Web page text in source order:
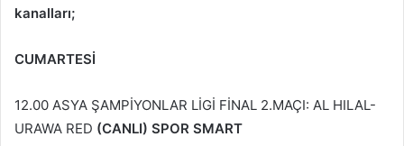
kanalları;
CUMARTESİ
12.00 ASYA ŞAMPİYONLAR LİGİ FİNAL 2.MAÇI: AL HILAL-
URAWA RED (CANLI) SPOR SMART